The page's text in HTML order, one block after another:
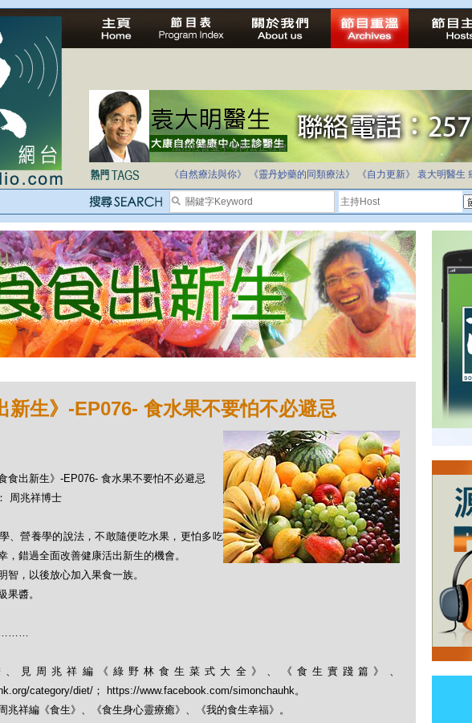
法治社會並不等同公正社會
自家教育合法化-推動多元化教育，全民學卷制
《自然療法與你》
《靈丹妙藥的同類療法》 《自力更新》 袁大明醫生
新生》-EP076- 食水果不要怕不必避忌
食出新生》-EP076- 食水果不要怕不必避忌
周兆祥博士
、營養學的說法，不敢隨便吃水果，更怕多吃
，錯過全面改善健康活出新生的機會。
智，以後放心加入果食一族。
果醬。
、見周兆祥編《綠野林食生菜式大全》、《食生實踐篇》、
category/diet/； https://www.facebook.com/simonchauhk。
兆祥編《食生》、《食生身心靈療癒》、《我的食生幸福》。